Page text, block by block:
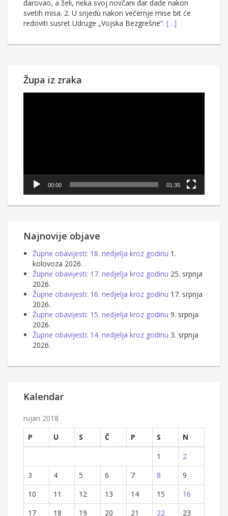
darovao, a želi, neka svoj novčani dar dade nakon
svetih misa. 2. U srijedu nakon večernje mise bit će
redoviti susret Udruge „Vojska Bezgrešne“. […]
Župa iz zraka
00:00 01:35
Najnovije objave
Župne obavijesti: 18. nedjelja kroz godinu 1.
kolovoza 2026.
Župne obavijesti: 17. nedjelja kroz godinu 25. srpnja
2026.
Župne obavijesti: 16. nedjelja kroz godinu 17. srpnja
2026.
Župne obavijesti: 15. nedjelja kroz godinu 9. srpnja
2026.
Župne obavijesti: 14. nedjelja kroz godinu 3. srpnja
2026.
Kalendar
rujan 2018
P
U S Č P S
N
1
2
3
4 5 6 7 8
9
10
11 12 13 14 15
16
17
18 19 20 21 22
23